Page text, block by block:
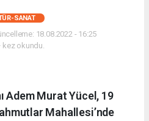
SANAT
18.08.2022 - 16:25
kez okundu.
Adem Murat Yücel, 19
Mahallesi’nde